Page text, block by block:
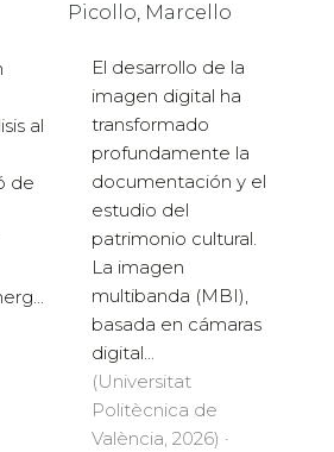
al
de
Picollo, Marcello
El desarrollo de la
imagen digital ha
transformado
profundamente la
documentación y el
estudio del
patrimonio cultural.
La imagen
multibanda (MBI),
basada en cámaras
digital...
(Universitat
Politècnica de
València, 2026) ·